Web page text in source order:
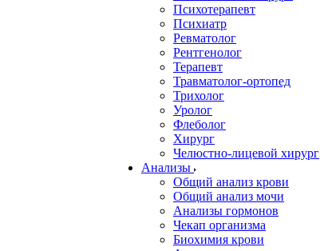
Психотерапевт
Психиатр
Ревматолог
Рентгенолог
Терапевт
Травматолог-ортопед
Трихолог
Уролог
Флеболог
Хирург
Челюстно-лицевой хирург
Анализы
Общий анализ крови
Общий анализ мочи
Анализы гормонов
Чекап организма
Биохимия крови